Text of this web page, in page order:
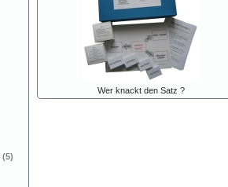
Wer knackt den Satz ?
(5)